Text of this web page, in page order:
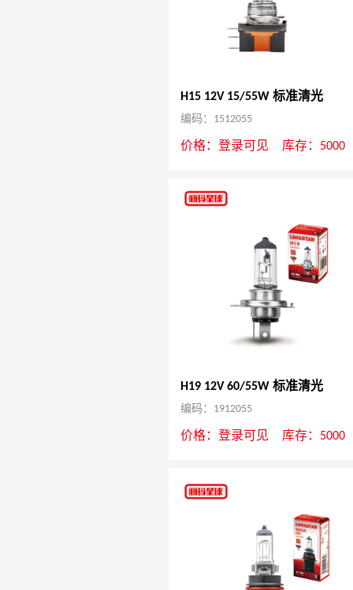
H15 12V 15/55W 标准清光
编码：1512055
价格： 登录可见 库存：5000
H19 12V 60/55W 标准清光
编码：1912055
价格： 登录可见 库存：5000